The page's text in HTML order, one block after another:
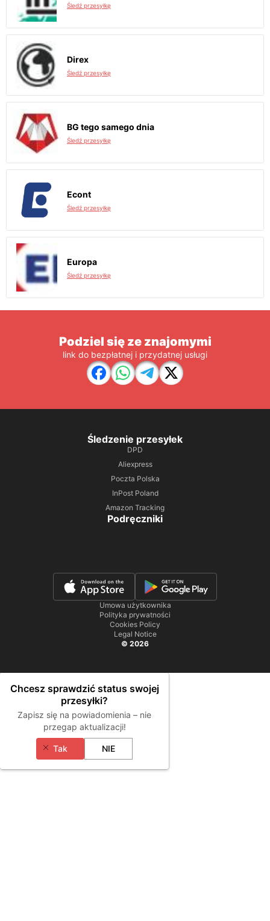
Śledź przesyłkę
Direx
Śledź przesyłkę
BG tego samego dnia
Śledź przesyłkę
Econt
Śledź przesyłkę
Europa
Śledź przesyłkę
Podziel się ze znajomymi
link do bezpłatnej i przydatnej usługi
Śledzenie przesyłek
DPD
Aliexpress
Poczta Polska
InPost Poland
Amazon Tracking
Podręczniki
Umowa użytkownika
Polityka prywatności
Cookies Policy
Legal Notice
© 2026
Chcesz sprawdzić status swojej
przesyłki?
Zapisz się na powiadomienia – nie
przegap aktualizacji!
Tak NIE